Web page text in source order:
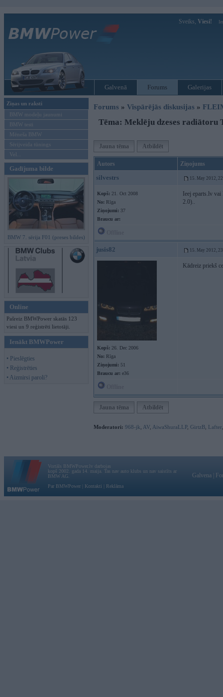
Sveiks, Viesi!
Galvenā Forums Galerijas
Ziņas un raksti
BMW modeļu jaunumi
BMW testi
Mēneša BMW
Sērijveida tūnings
Vel...
Gadījuma bilde
BMW 7. sērija F01 (preses bildes)
Online
Pašreiz BMWPower skatās 123
viesi un 9 reģistrēti lietotāji.
Ienākt BMWPower
• Pieslēgties
• Reģistrēties
• Aizmirsi paroli?
Forums » Vispārējās diskusijas »
Tēma: Meklēju dzeses radiātoru
Jauna tēma Atbildēt
Autors Ziņojums
silvestrs 15. May 2012,
Kopš: 21. Oct 2008
No: Rīga
Ziņojumi: 37
Braucu ar:
Ieej eparts.lv
2.0)..
jusis82 15. May 2012,
Kopš: 26. Dec 2006
No: Rīga
Ziņojumi: 51
Braucu ar: e36
Kādreiz priekš
Jauna tēma Atbildēt
Moderatori: 968-jk AV AiwaShuraLLP, GirtzB Lafter
Vortāls BMWPower.lv darbojas
kopš 2002. gada 14. maija. Tas nav auto klubs un nav saistīts ar
BMW AG.
Par BMWPower
Kontakti Reklāma
Galvena